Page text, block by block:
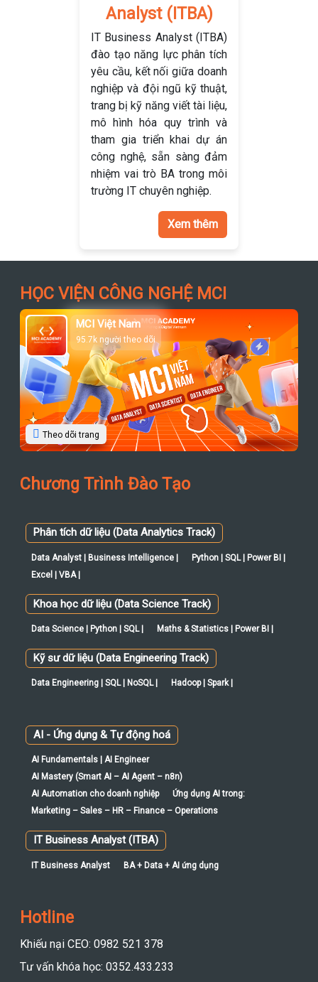
Analyst (ITBA)
IT Business Analyst (ITBA)
đào tạo năng lực phân tích
yêu cầu, kết nối giữa doanh
nghiệp và đội ngũ kỹ thuật,
trang bị kỹ năng viết tài liệu,
mô hình hóa quy trình và
tham gia triển khai dự án
công nghệ, sẵn sàng đảm
nhiệm vai trò BA trong môi
trường IT chuyên nghiệp.
Xem thêm
HỌC VIỆN CÔNG NGHỆ MCI
MCI Việt Nam
95.7k người theo dõi
Theo dõi trang
Chương Trình Đào Tạo
Phân tích dữ liệu (Data Analytics Track)
Data Analyst | Business Intelligence |
Python | SQL | Power BI |
Excel | VBA |
Khoa học dữ liệu (Data Science Track)
Data Science | Python | SQL | Maths & Statistics | Power BI |
Kỹ sư dữ liệu (Data Engineering Track)
Data Engineering | SQL | NoSQL | Hadoop | Spark |
AI - Ứng dụng & Tự động hoá
AI Fundamentals | AI Engineer
AI Mastery (Smart AI – AI Agent – n8n)
AI Automation cho doanh nghiệp
Ứng dụng AI trong:
Marketing – Sales – HR – Finance – Operations
IT Business Analyst (ITBA)
IT Business Analyst BA + Data + AI ứng dụng
Hotline
Khiếu nại CEO: 0982 521 378
Tư vấn khóa học: 0352.433.233